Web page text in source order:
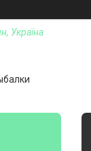
Україна